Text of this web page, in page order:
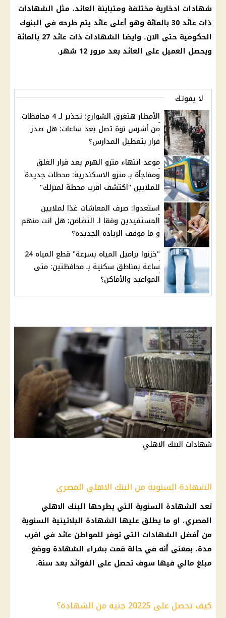
شهادات ادخارية مختلفة ومتباينة العائد، مثل الشهادات
ذات عائد عائد يتم طرحه في البنوك
الحكومية حتى الان، وايضا الشهادات ذات عائد
27 بالمائة
ويحصل العميل على العائد بعد مرور 12 شهر.
لا يفوتك
الأمطار هتغرق الشوارع: تحذير لـ 4 محافظات
من أشرس نوة تصل بعد ساعات: هل صدر
قرار بتعطيل المدارس؟
موعد انتهاء مترو الهرم بعد قرار الغلق
ومفاجأة بـ مترو الاسكندرية: محطات جديدة
للملايين "اكتشف اقرب محطة لمنزلك"
استعدوا: صرف المعاشات غدًا لملايين
المستفيدين وفقا لـ التضامن: هل انت منهم
و ما موقف الزيادة الجديدة؟
"خزنوا براميل المياه بسرعة" قطع المياه 24
ساعة بمناطق سكنية بـ محافظتين: متى
المواعيد والأماكن؟
شهادات البنك الاهلي
الشهادة السنوية من البنك الاهلي المصري
تعد الشهادة السنوية التي يطرحها البنك الاهلي
المصري، او ما يطلق عليها الشهادة البلاتينية السنوية
من أفضل الشهادات التي توفر للمواطن عائد في اقرب
مدة، بمعنى أنه في حالة قمت بشراء الشهادة ووضع
مبلغ مالي فيها سوف تحصل على الفوائد بعد سنة.
كيف تحصل على 20225 جنيه من الشهادة؟